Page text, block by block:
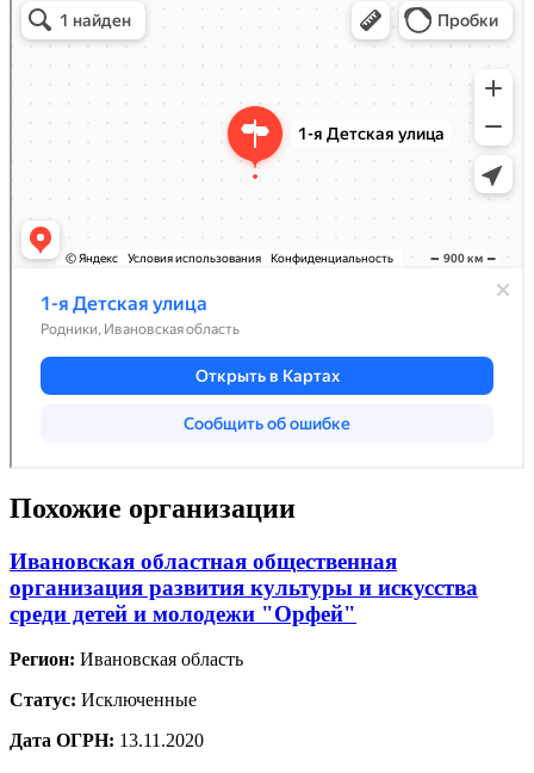
Похожие организации
Ивановская областная общественная
организация развития культуры и искусства
среди детей и молодежи "Орфей"
Регион: Ивановская область
Статус: Исключенные
Дата ОГРН: 13.11.2020